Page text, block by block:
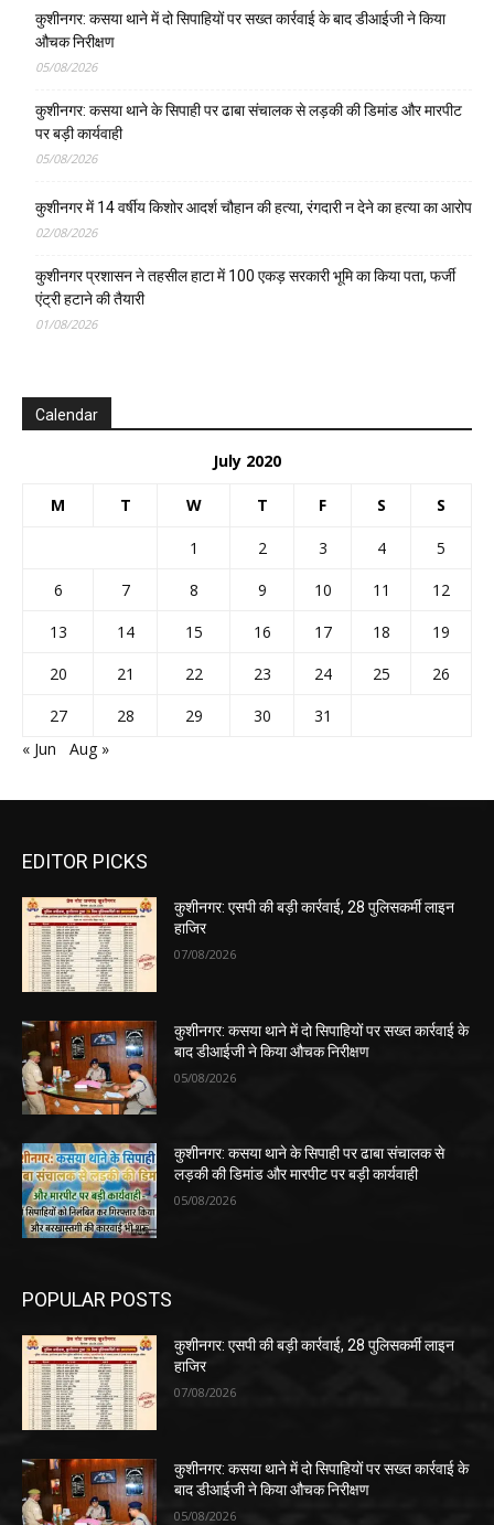
कुशीनगर: कसया थाने में दो सिपाहियों पर सख्त कार्रवाई के बाद डीआईजी ने किया
औचक निरीक्षण
05/08/2026
कुशीनगर: कसया थाने के सिपाही पर ढाबा संचालक से लड़की की डिमांड और मारपीट
पर बड़ी कार्यवाही
05/08/2026
कुशीनगर में 14 वर्षीय किशोर आदर्श चौहान की हत्या, रंगदारी न देने का हत्या का आरोप
02/08/2026
कुशीनगर प्रशासन ने तहसील हाटा में 100 एकड़ सरकारी भूमि का किया पता, फर्जी
एंट्री हटाने की तैयारी
01/08/2026
Calendar
July 2020
M T W T F S S
1 2 3 4
5
6
7 8 9 10 11
12
13
14 15 16 17 18
19
20
21 22 23 24 25
26
27
28 29 30
31
« Jun
Aug »
EDITOR PICKS
कुशीनगर: एसपी की बड़ी कार्रवाई, 28 पुलिसकर्मी लाइन
हाजिर
07/08/2026
कुशीनगर: कसया थाने में दो सिपाहियों पर सख्त कार्रवाई के
बाद डीआईजी ने किया औचक निरीक्षण
05/08/2026
कुशीनगर: कसया थाने के सिपाही पर ढाबा संचालक से
लड़की की डिमांड और मारपीट पर बड़ी कार्यवाही
05/08/2026
POPULAR POSTS
कुशीनगर: एसपी की बड़ी कार्रवाई, 28 पुलिसकर्मी लाइन
हाजिर
07/08/2026
कुशीनगर: कसया थाने में दो सिपाहियों पर सख्त कार्रवाई के
बाद डीआईजी ने किया औचक निरीक्षण
05/08/2026